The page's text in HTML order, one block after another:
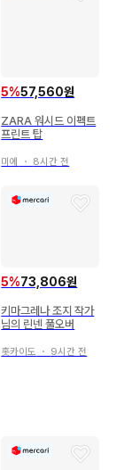
5%57,560원
ZARA 워시드 이펙트
프린트 탑
미에 ・ 8시간 전
5%73,806원
키마그레나 조지 작가
님의 린넨 풀오버
홋카이도 ・ 9시간 전